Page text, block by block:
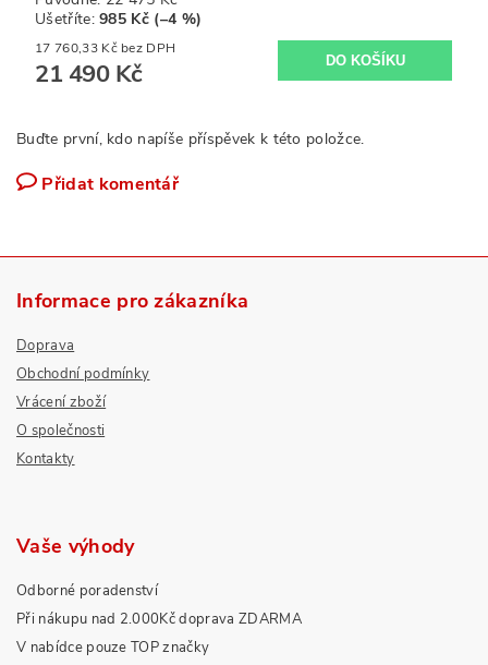
Ušetříte:985 Kč (–4 %)
17 760,33 Kč bez DPH
21 490 Kč
Buďte první, kdo napíše příspěvek k této položce.
Přidat komentář
Informace pro zákazníka
Doprava
Obchodní podmínky
Vrácení zboží
O společnosti
Kontakty
Vaše výhody
Odborné poradenství
Při nákupu nad 2.000Kč doprava ZDARMA
V nabídce pouze TOP značky